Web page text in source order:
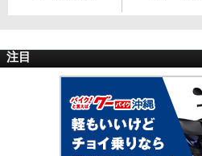
注目